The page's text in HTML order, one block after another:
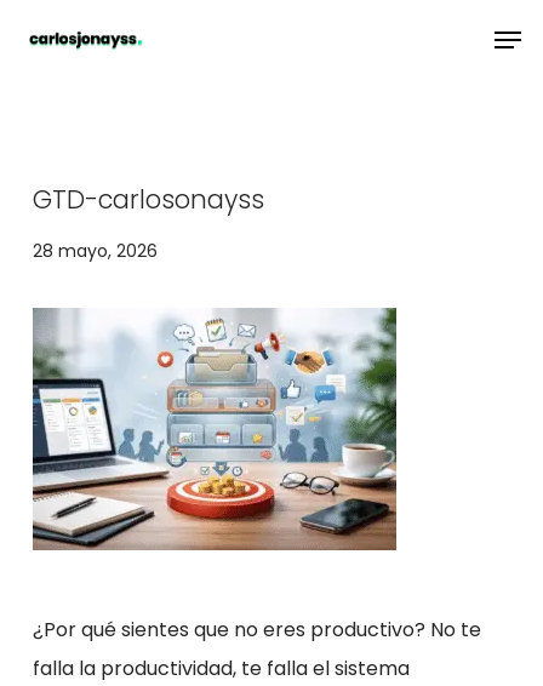
GTD-carlosonayss
28 mayo, 2026
¿Por qué sientes que no eres productivo? No te
falla la productividad, te falla el sistema